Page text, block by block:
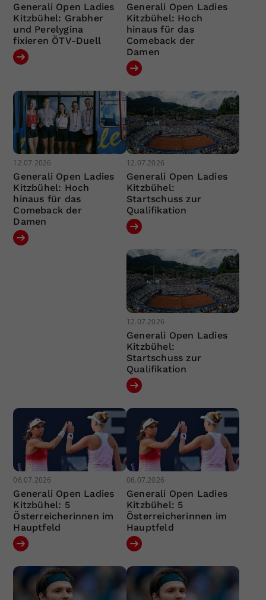
Generali Open Ladies
Kitzbühel: Grabher
und Perelygina
fixieren ÖTV-Duell
Generali Open Ladies
Kitzbühel: Hoch
hinaus für das
Comeback der
Damen
12.07.2026
Generali Open Ladies
Kitzbühel: Hoch
hinaus für das
Comeback der
Damen
12.07.2026
Generali Open Ladies
Kitzbühel:
Startschuss zur
Qualifikation
12.07.2026
Generali Open Ladies
Kitzbühel:
Startschuss zur
Qualifikation
06.07.2026
Generali Open Ladies
Kitzbühel: 5
Österreicherinnen im
Hauptfeld
06.07.2026
Generali Open Ladies
Kitzbühel: 5
Österreicherinnen im
Hauptfeld